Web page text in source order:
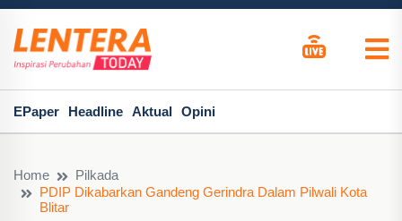
EPaper Headline Aktual Opini
Home
Pilkada
PDIP Dikabarkan Gandeng Gerindra Dalam Pilwali Kota
Blitar